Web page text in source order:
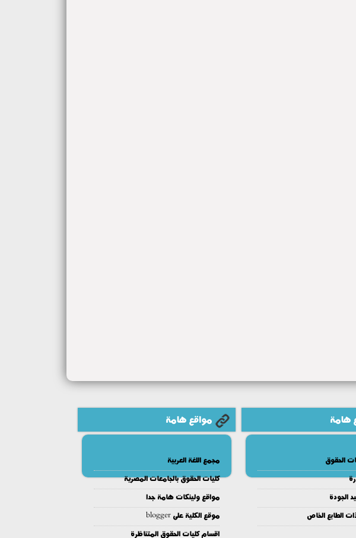
هامة
الحقوق
الجودة
الطابع الخاص
مواقع هامة
مجمع اللغة العربية
كليات الحقوق بالجامعات المصرية
مواقع ولينكات هامة جدا
موقع الكلية على blogger
اقسام كليات الحقوق المتناظرة